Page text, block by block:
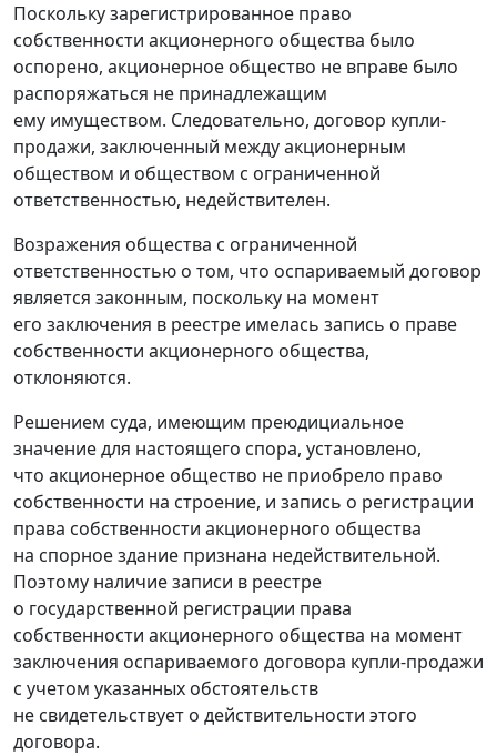
Поскольку зарегистрированное право
собственности акционерного общества было
оспорено, акционерное общество не вправе было
распоряжаться не принадлежащим
ему имуществом. Следовательно, договор купли-
продажи, заключенный между акционерным
обществом и обществом с ограниченной
ответственностью, недействителен.
Возражения общества с ограниченной
ответственностью о том, что оспариваемый договор
является законным, поскольку на момент
его заключения в реестре имелась запись о праве
собственности акционерного общества,
отклоняются.
Решением суда, имеющим преюдициальное
значение для настоящего спора, установлено,
что акционерное общество не приобрело право
собственности на строение, и запись о регистрации
права собственности акционерного общества
на спорное здание признана недействительной.
Поэтому наличие записи в реестре
о государственной регистрации права
собственности акционерного общества на момент
заключения оспариваемого договора купли-продажи
с учетом указанных обстоятельств
не свидетельствует о действительности этого
договора.